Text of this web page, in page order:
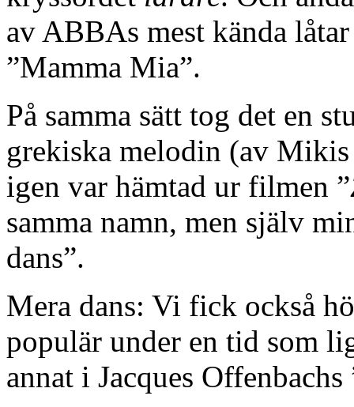
av ABBAs mest kända
”Mamma Mia”.
På samma sätt tog det en
grekiska melodin (av
igen var hämtad ur filmen ”
samma namn, men själv
dans”.
Mera dans: Vi fick också
populär under en tid som
annat i Jacques